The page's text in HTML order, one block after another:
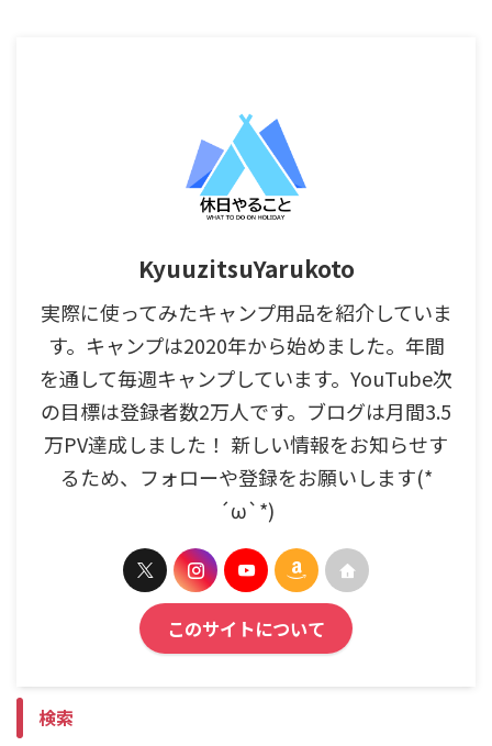
KyuuzitsuYarukoto
実際に使ってみたキャンプ用品を紹介していま
す。キャンプは2020年から始めました。年間
を通して毎週キャンプしています。YouTube次
の目標は登録者数2万人です。ブログは月間3.5
万PV達成しました！ 新しい情報をお知らせす
るため、フォローや登録をお願いします(*
´ω`*)
このサイトについて
検索